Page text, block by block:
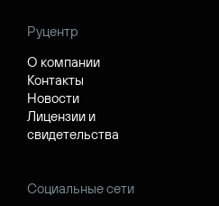
Руцентр
О компании
Контакты
Новости
Лицензии и
свидетельства
Социальные сети